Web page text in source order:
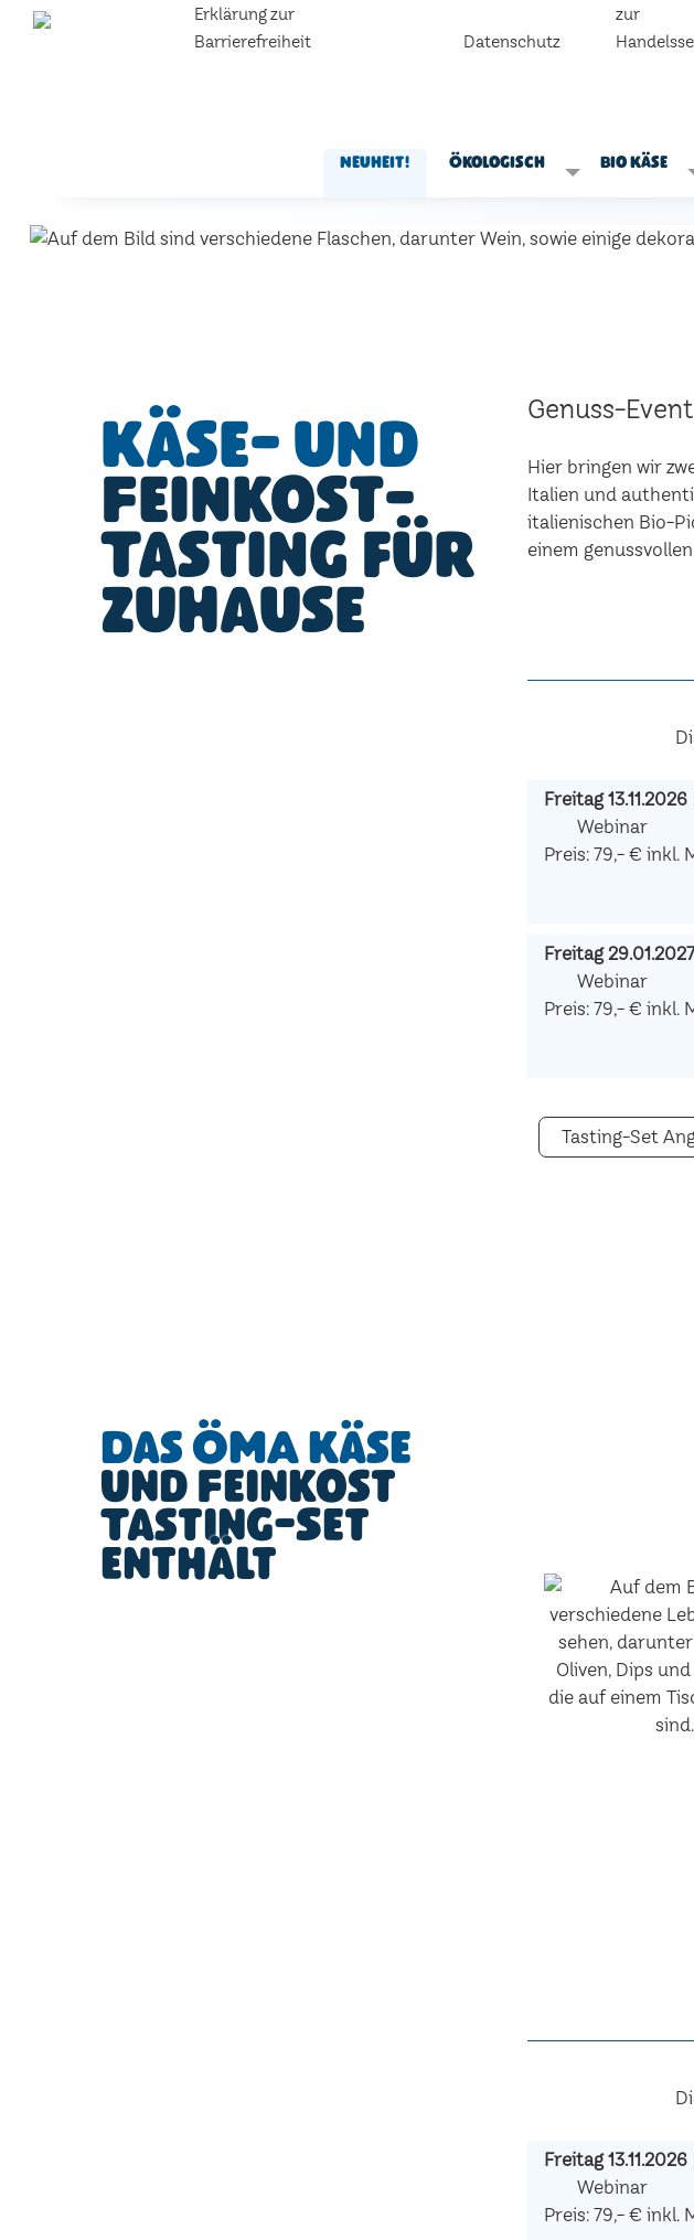
Erklärung zur
Barrierefreiheit
Datenschutz
zur
Neuheit! Ökologisch Bio Käse
Käse- und
Feinkost-
Tasting für
zuhause
Genuss-
Hier bringen wir
Italien und
italienischen Bio-
einem
Freitag 13.11.2026
Webinar
Preis: 79,- € inkl.
Freitag
Webinar
Preis: 79,- € inkl.
Tasting-Set
Das ÖMA Käse
und Feinkost
Tasting-Set
enthält
Freitag 13.11.2026
Webinar
Preis: 79,- € inkl.